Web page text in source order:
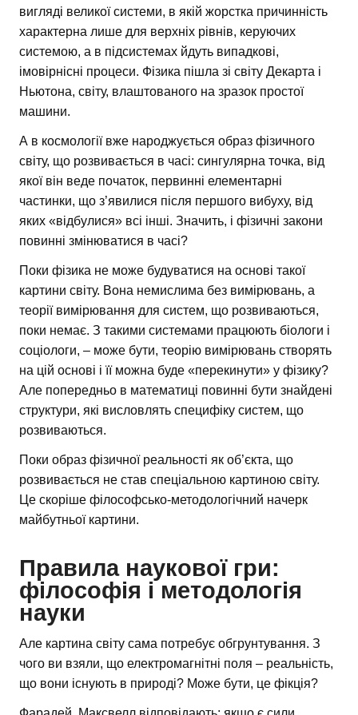
вигляді великої системи, в якій жорстка причинність
характерна лише для верхніх рівнів, керуючих
системою, а в підсистемах йдуть випадкові,
імовірнісні процеси. Фізика пішла зі світу Декарта і
Ньютона, світу, влаштованого на зразок простої
машини.
А в космології вже народжується образ фізичного
світу, що розвивається в часі: сингулярна точка, від
якої він веде початок, первинні елементарні
частинки, що з’явилися після першого вибуху, від
яких «відбулися» всі інші. Значить, і фізичні закони
повинні змінюватися в часі?
Поки фізика не може будуватися на основі такої
картини світу. Вона немислима без вимірювань, а
теорії вимірювання для систем, що розвиваються,
поки немає. З такими системами працюють біологи і
соціологи, – може бути, теорію вимірювань створять
на цій основі і її можна буде «перекинути» у фізику?
Але попередньо в математиці повинні бути знайдені
структури, які висловлять специфіку систем, що
розвиваються.
Поки образ фізичної реальності як об’єкта, що
розвивається не став спеціальною картиною світу.
Це скоріше філософсько-методологічний начерк
майбутньої картини.
Правила наукової гри:
філософія і методологія
науки
Але картина світу сама потребує обгрунтування. З
чого ви взяли, що електромагнітні поля – реальність,
що вони існують в природі? Може бути, це фікція?